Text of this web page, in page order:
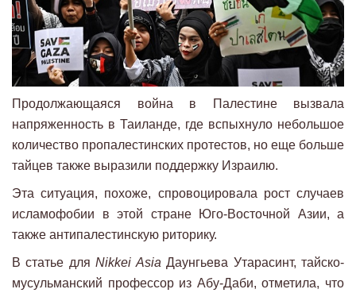
Продолжающаяся война в Палестине вызвала
напряженность в Таиланде, где вспыхнуло небольшое
количество пропалестинских протестов, но еще больше
тайцев также выразили поддержку Израилю.
Эта ситуация, похоже, спровоцировала рост случаев
исламофобии в этой стране Юго-Восточной Азии, а
также антипалестинскую риторику.
В статье дляNikkei Asia Даунгьева Утарасинт, тайско-
мусульманский профессор из Абу-Даби, отметила, что